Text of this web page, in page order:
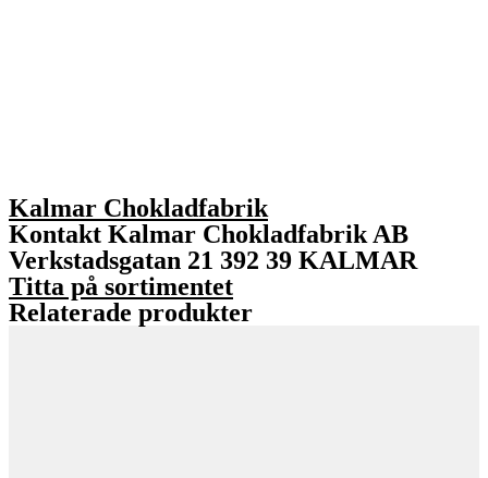
Kalmar Chokladfabrik
Kontakt Kalmar Chokladfabrik AB
Verkstadsgatan 21 392 39 KALMAR
Titta på sortimentet
Relaterade produkter